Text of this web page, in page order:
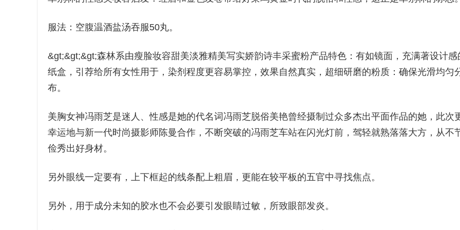
服法：空腹温酒盐汤吞服50丸。
&gt;&gt;&gt;森林系由瘦脸妆容甜美淡雅精美写实娇韵诗丰采蜜粉产品特色：有如镜面，充满著设计感
纸盒，引荐给所有女性用于，染剂程度更容易掌控，效果自然真实，超细研磨的粉质：确保光滑均匀
布。
美胸女神冯雨芝是迷人、性感是她的代名词冯雨芝脱俗美艳曾经摄制过众多杰出平面作品的她，此次
幸运地与新一代时尚摄影师陈曼合作，不断突破的冯雨芝车站在闪光灯前，驾轻就熟落落大方，从不
俭秀出好身材。
另外眼线一定要有，上下框起的线条配上粗眉，更能在较平板的五官中寻找焦点。
另外，用于成分未知的胶水也不会必要引发眼睛过敏，所致眼部发炎。